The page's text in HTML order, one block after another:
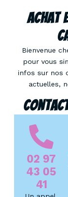
Achat
Bienvenue
pour vous
infos sur nos
actuelles,
02 97
43 05
41